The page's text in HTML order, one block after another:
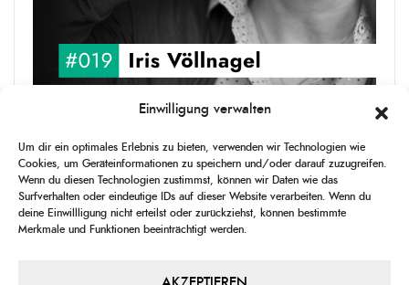
Einwilligung verwalten
Um dir ein optimales Erlebnis zu bieten, verwenden wir Technologien wie
Cookies, um Geräteinformationen zu speichern und/oder darauf zuzugreifen.
Wenn du diesen Technologien zustimmst, können wir Daten wie das
Surfverhalten oder eindeutige IDs auf dieser Website verarbeiten. Wenn du
deine Einwillligung nicht erteilst oder zurückziehst, können bestimmte
Merkmale und Funktionen beeinträchtigt werden.
Iris Völlnagel hat schon auf unterschiedlichen Kontinenten gelebt
und gearbeitet, spricht mehrere Sprachen und berichtet
leidenschaftlich gerne über das, was sie erlebt – als Journalistin,
[...]